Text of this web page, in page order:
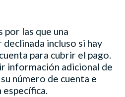
por las que una
incluso si hay
para cubrir el pago.
información adicional de
número de cuenta e